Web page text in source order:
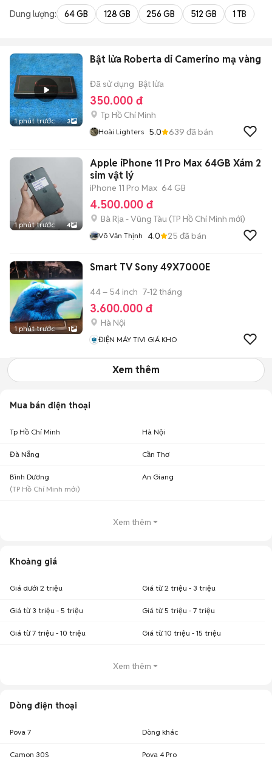
Dung lượng: 64 GB 128 GB 256 GB 512 GB 1 TB
1 phút trước 3
Bật lửa Roberta di Camerino mạ vàng
Đã sử dụng Bật lửa
350.000 đ
Tp Hồ Chí Minh
Hoài Lighters 5.0 639 đã bán
1 phút trước 4
Apple iPhone 11 Pro Max 64GB Xám 2
sim vật lý
iPhone 11 Pro Max 64 GB
4.500.000 đ
Bà Rịa - Vũng Tàu (TP Hồ Chí Minh mới)
Võ Văn Thịnh 4.0 25 đã bán
1 phút trước 1
Smart TV Sony 49X7000E
44 – 54 inch 7-12 tháng
3.600.000 đ
Hà Nội
ĐIỆN MÁY TIVI GIÁ KHO
Xem thêm
Mua bán điện thoại
Tp Hồ Chí Minh Hà Nội
Đà Nẵng Cần Thơ
Bình Dương
(TP Hồ Chí Minh mới)
An Giang
Xem thêm
Khoảng giá
Giá dưới 2 triệu Giá từ 2 triệu - 3 triệu
Giá từ 3 triệu - 5 triệu Giá từ 5 triệu - 7 triệu
Giá từ 7 triệu - 10 triệu Giá từ 10 triệu - 15 triệu
Xem thêm
Dòng điện thoại
Pova 7 Dòng khác
Camon 30S Pova 4 Pro